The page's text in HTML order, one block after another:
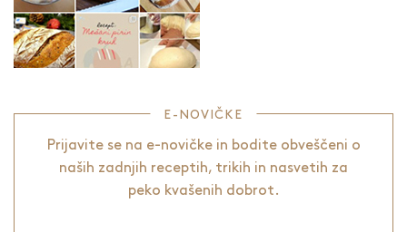
E-NOVIČKE
Prijavite se na e-novičke in bodite obveščeni o
naših zadnjih receptih, trikih in nasvetih za
peko kvašenih dobrot.